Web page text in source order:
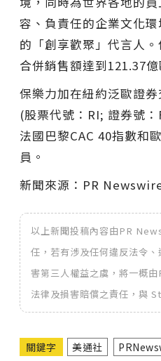
容、負責任的企業文化
的「創享歡聚」代言人
合併銷售額達到121.37億
保樂力加在紐約泛歐證
(股票代號：RI; 證券號
法國巴黎CAC 40指數和
員。
新聞來源：PR
以上新聞投稿內容由PR
任，若有涉及任何違反法令
害第三人權益之虞，將一概
法律及損害賠償之責任，與
關鍵字 美通社